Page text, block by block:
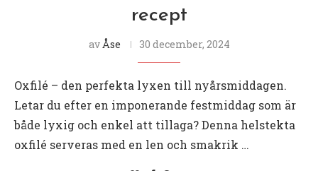
recept
av Åse 30 december, 2024
Oxfilé – den perfekta lyxen till nyårsmiddagen.
Letar du efter en imponerande festmiddag som är
både lyxig och enkel att tillaga? Denna helstekta
oxfilé serveras med en len och smakrik …